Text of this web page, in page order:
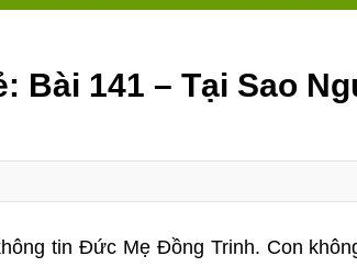
Bài 141 – Tại Sao
tin Đức Mẹ Đồng Trinh. Con